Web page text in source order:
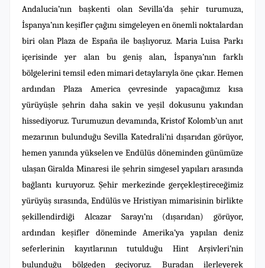
Andalucia’nın başkenti olan Sevilla’da şehir turumuza,
İspanya’nın keşifler çağını simgeleyen en önemli noktalardan
biri olan Plaza de España ile başlıyoruz. Maria Luisa Parkı
içerisinde yer alan bu geniş alan, İspanya’nın farklı
bölgelerini temsil eden mimari detaylarıyla öne çıkar. Hemen
ardından Plaza America çevresinde yapacağımız kısa
yürüyüşle şehrin daha sakin ve yeşil dokusunu yakından
hissediyoruz. Turumuzun devamında, Kristof Kolomb’un anıt
mezarının bulunduğu Sevilla Katedrali’ni dışarıdan görüyor,
hemen yanında yükselen ve Endülüs döneminden günümüze
ulaşan Giralda Minaresi ile şehrin simgesel yapıları arasında
bağlantı kuruyoruz. Şehir merkezinde gerçekleştireceğimiz
yürüyüş sırasında, Endülüs ve Hristiyan mimarisinin birlikte
şekillendirdiği Alcazar Sarayı’nı (dışarıdan) görüyor,
ardından keşifler döneminde Amerika’ya yapılan deniz
seferlerinin kayıtlarının tutulduğu Hint Arşivleri’nin
bulunduğu bölgeden geçiyoruz. Buradan ilerleyerek